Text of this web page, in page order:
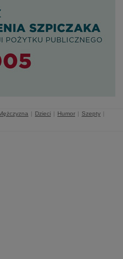
| Dzieci | Humor | Szepty |